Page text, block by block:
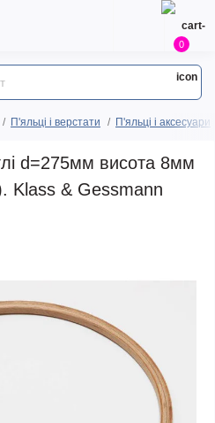
0
П'яльці і верстати П'яльці і аксесуари
d=275мм висота 8мм
Klass & Gessmann